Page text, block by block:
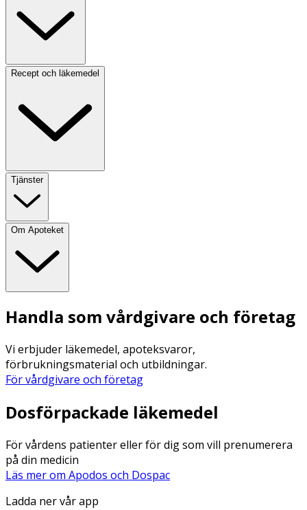
Recept och läkemedel
Tjänster
Om Apoteket
Handla som vårdgivare och företag
Vi erbjuder läkemedel, apoteksvaror,
förbrukningsmaterial och utbildningar.
För vårdgivare och företag
Dosförpackade läkemedel
För vårdens patienter eller för dig som vill prenumerera
på din medicin
Läs mer om Apodos och Dospac
Ladda ner vår app